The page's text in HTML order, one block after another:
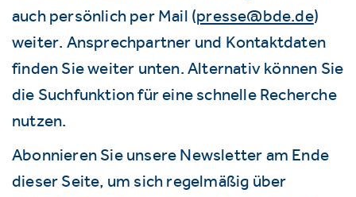
auch persönlich per Mail (presse@bde.de)
weiter. Ansprechpartner und Kontaktdaten
finden Sie weiter unten. Alternativ können Sie
die Suchfunktion für eine schnelle Recherche
nutzen.
Abonnieren Sie unsere Newsletter am Ende
dieser Seite, um sich regelmäßig über